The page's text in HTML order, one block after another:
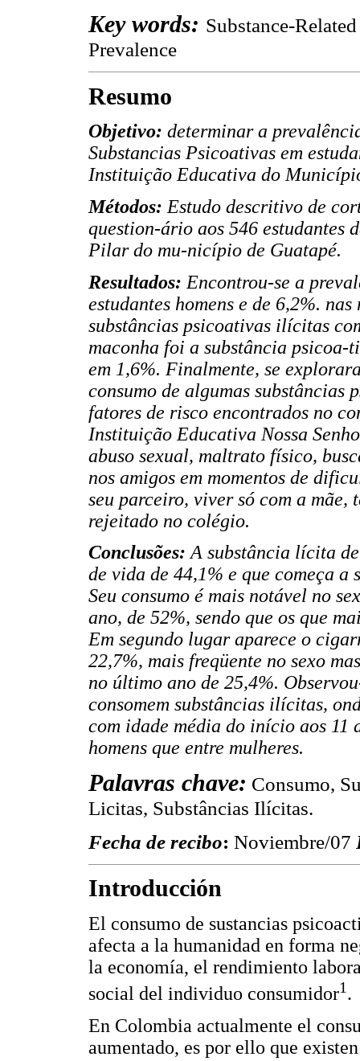
Key words: Substance-
Prevalence
Resumo
Objetivo: determinar a
Substancias Psicoativas em
Instituição Educativa do
Métodos: Estudo descritivo de
question-ário aos 546 estudantes
Pilar do mu-nicípio de Guatapé.
Resultados: Encontrou-se a
estudantes homens e de 6,2%.
substâncias psicoativas ilícitas
maconha foi a substância
em 1,6%. Finalmente, se
consumo de algumas substâncias
fatores de risco encontrados no
Instituição Educativa Nossa
abuso sexual, maltrato físico,
nos amigos em momentos de
seu parceiro, viver só com a mãe,
rejeitado no colégio.
Conclusões:A substância lícita
de vida de 44,1% e que começa
Seu consumo é mais notável no
ano, de 52%, sendo que os que
Em segundo lugar aparece o
22,7%, mais freqüente no sexo
no último ano de 25,4%.
consomem substâncias ilícitas,
com idade média do início aos 11
homens que entre mulheres.
Palavras chave: Consumo,
Licitas, Substâncias Ilícitas.
Fecha de recibo: Noviembre/07
Introducción
El consumo de sustancias
afecta a la humanidad en forma
la economía, el rendimiento
social del individuo consumidor1.
En Colombia actualmente el
aumentado, es por ello que